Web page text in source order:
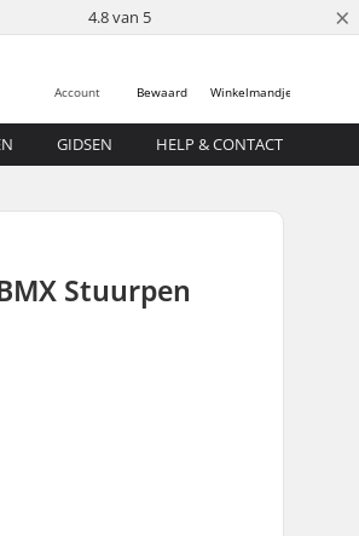
4.8 van 5 ×
Winkelmandje
Bewaard
Account
GIDSEN HELP & CONTACT
Stuurpen